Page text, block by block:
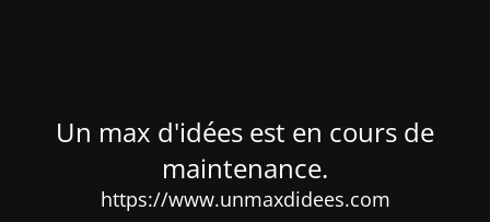
Un max d'idées est en cours de
maintenance.
https://www.unmaxdidees.com